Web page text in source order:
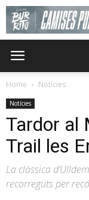
Home Notícies
Notícies
Tardor al
Trail les
La clàssica
recorreguts per